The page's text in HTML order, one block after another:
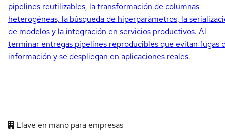
pipelines reutilizables, la transformación de columnas
heterogéneas, la búsqueda de hiperparámetros, la
de modelos y la integración en servicios productivos. Al
terminar entregas pipelines reproducibles que evitan fugas
información y se despliegan en aplicaciones reales.
Llave en mano para empresas